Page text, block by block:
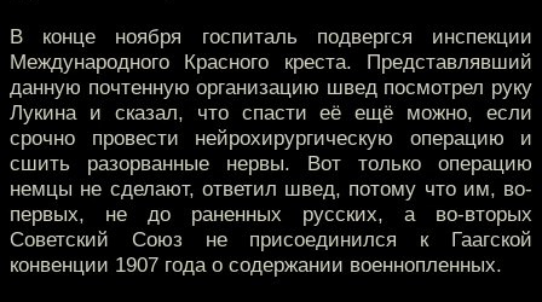
В конце ноября госпиталь подвергся инспекции
Международного Красного креста. Представлявший
данную почтенную организацию швед посмотрел руку
Лукина и сказал, что спасти её ещё можно, если
срочно провести нейрохирургическую операцию и
сшить разорванные нервы. Вот только операцию
немцы не сделают, ответил швед, потому что им, во-
первых, не до раненных русских, а во-вторых
Советский Союз не присоединился к Гаагской
конвенции 1907 года о содержании военнопленных.